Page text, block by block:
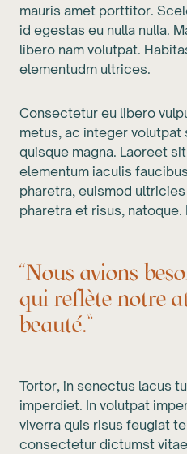
mauris amet porttitor.
id egestas eu nulla nulla.
libero nam volutpat.
elementudm ultrices.
Consectetur eu libero
metus, ac integer volutpat
quisque magna. Laoreet
elementum iaculis
pharetra, euismod
pharetra et risus, natoque.
“Nous avions
qui reflète notre
beauté.”
Tortor, in senectus lacus
imperdiet. In volutpat
viverra quis risus feugiat
consectetur dictumst